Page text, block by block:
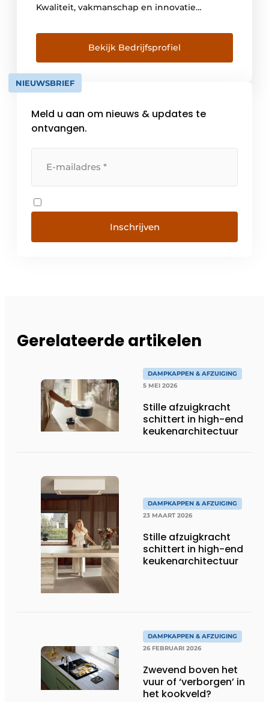
Kwaliteit, vakmanschap en innovatie
bedrijf. De ontwikkeling en productie
gebeuren in Kuurne, West-Vlaanderen.
Vandaag werken er bij Novy zo’n
driehonderd mensen en is het bedrijf
marktleider op vlak van dampkappen in
Bekijk Bedrijfsprofiel
NIEUWSBRIEF
Meld u aan om nieuws & updates te
ontvangen.
Inschrijven
Gerelateerde artikelen
DAMPKAPPEN & AFZUIGING
5 MEI 2026
Stille afzuigkracht
schittert in high-end
keukenarchitectuur
DAMPKAPPEN & AFZUIGING
23 MAART 2026
Stille afzuigkracht
schittert in high-end
keukenarchitectuur
DAMPKAPPEN & AFZUIGING
26 FEBRUARI 2026
Zwevend boven het
vuur of ‘verborgen’ in
het kookveld?